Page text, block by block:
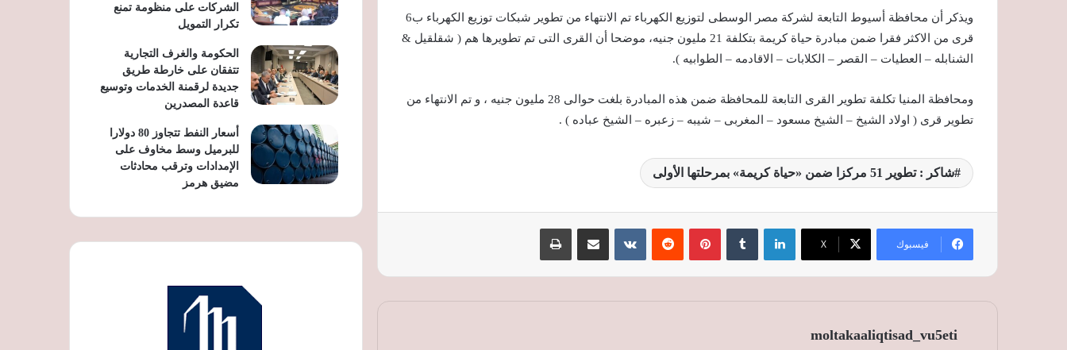
ويذكر أن محافظة أسيوط التابعة لشركة مصر الوسطى لتوزيع الكهرباء تم الانتهاء من تطوير شبكات توزيع الكهرباء ب6
قرى من الاكثر فقرا ضمن مبادرة حياة كريمة بتكلفة 21 مليون جنيه، موضحا أن القرى التى تم تطويرها هم ( شقلقيل &
الشنابله – العطيات – القصر – الكلابات – الاقادمه – الطوابيه ).
ومحافظة المنيا تكلفة تطوير القرى التابعة للمحافظة ضمن هذه المبادرة بلغت حوالى 28 مليون جنيه ، و تم الانتهاء من
تطوير قرى ( اولاد الشيخ – الشيخ مسعود – المغربى – شيبه – زعبره – الشيخ عباده ) .
شاكر : تطوير 51 مركزا ضمن «حياة كريمة» بمرحلتها الأولى
فيسبوك ‫X
لينكدإن بينتيريست
moltakaaliqtisad_vu5eti
البترول: تكثيف أعمال البحث والاستكشاف
لزيادة إنتاج الغاز الطبيعي وتأمين احتياجات
السوق
الشركات على منظومة تمنع
تكرار التمويل
الحكومة والغرف التجارية
تتفقان على خارطة طريق
جديدة لرقمنة الخدمات وتوسيع
قاعدة المصدرين
أسعار النفط تتجاوز 80 دولارا
للبرميل وسط مخاوف على
الإمدادات وترقب محادثات
مضيق هرمز